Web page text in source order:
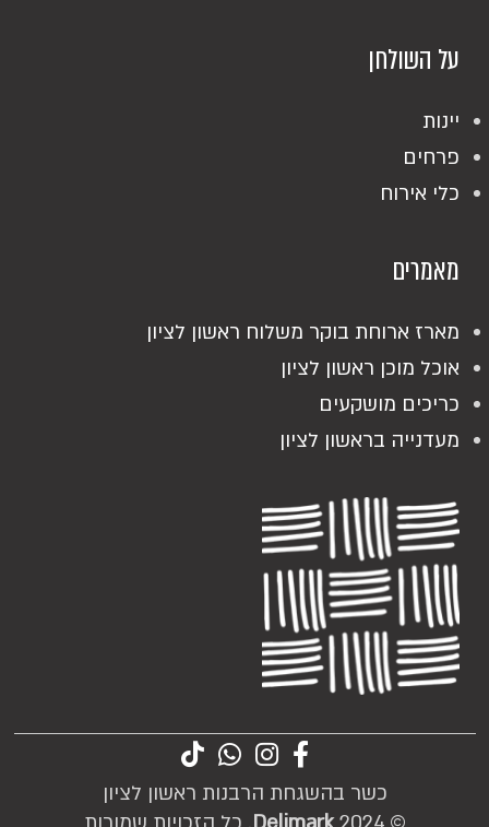
מאמרים
מארז ארוחת בוקר משלוח ראשון לציון
אוכל מוכן ראשון לציון
כריכים מושקעים
מעדנייה בראשון לציון
על השולחן
יינות
פרחים
כלי אירוח
כשר בהשגחת הרבנות ראשון לציון